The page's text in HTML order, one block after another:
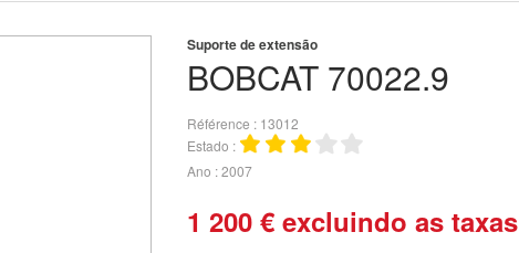
BOBCAT 70022.9
Suporte de extensão
Référence
13012
Estado
Ano 2007
1 200 € excluindo as taxas